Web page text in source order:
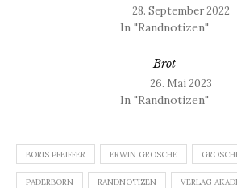
28. September 2022
In "Randnotizen"
Brot
26. Mai 2023
In "Randnotizen"
BORIS PFEIFFER ERWIN GROSCHE
PADERBORN RANDNOTIZEN VERLAG